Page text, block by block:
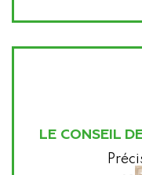
LE CONSEIL